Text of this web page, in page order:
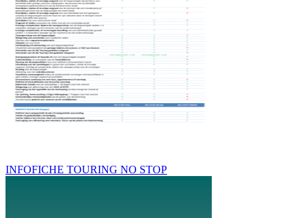
INFOFICHE TOURING NO STOP